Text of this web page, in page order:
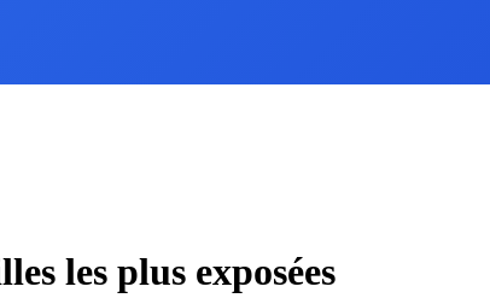
les plus exposées